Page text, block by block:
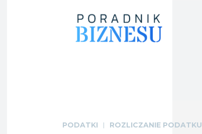
PODATKI ROZLICZANIE PODATKU